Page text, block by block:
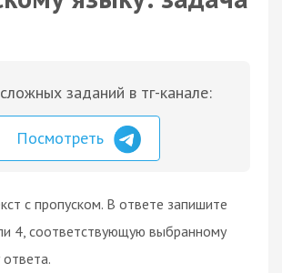
заданий в тг-канале:
Посмотреть
с пропуском. В ответе запишите
4, соответствующую выбранному